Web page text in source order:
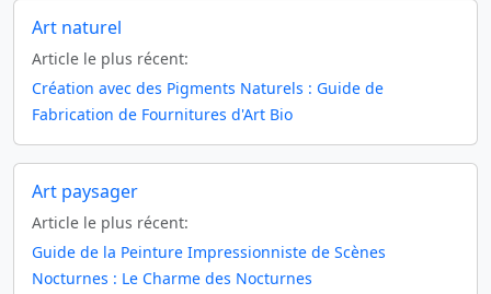
Art naturel
Article le plus récent:
Création avec des Pigments Naturels : Guide de
Fabrication de Fournitures d'Art Bio
Art paysager
Article le plus récent:
Guide de la Peinture Impressionniste de Scènes
Nocturnes : Le Charme des Nocturnes